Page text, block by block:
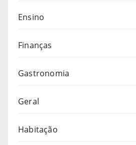
Ensino
Finanças
Gastronomia
Geral
Habitação